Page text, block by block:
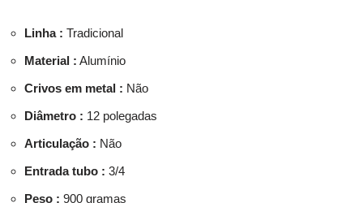
Linha : Tradicional
Material : Alumínio
Crivos em metal : Não
Diâmetro : 12 polegadas
Articulação : Não
Entrada tubo : 3/4
Peso : 900 gramas